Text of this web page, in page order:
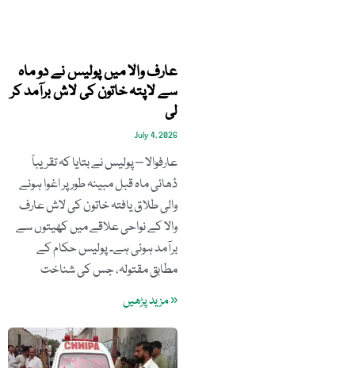
عارف والا میں پولیس نے دو ماہ
سے لاپتہ خاتون کی لاش برآمد کر
لی
July 4, 2026
عارفوالا – پولیس نے بتایا کہ تقریباً
ڈھائی ماہ قبل مبینہ طور پر اغوا ہونے
والی طلاق یافتہ خاتون کی لاش عارف
والا کے نواحی علاقے میں کھیتوں سے
برآمد ہوئی ہے۔ پولیس حکام کے
مطابق مقتولہ، جس کی شناخت
« مزید پڑھیں